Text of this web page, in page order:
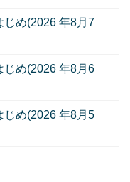
じめ(2026 年8月7
じめ(2026 年8月6
じめ(2026 年8月5